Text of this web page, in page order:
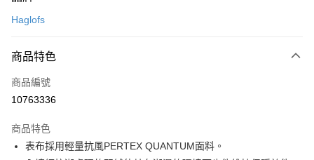
信用卡一次付款
Apple Pay
悠遊付
7-11取貨(快速到店)
Haglofs
商品特色
商品編號
10763336
商品特色
表布採用輕量抗風PERTEX QUANTUM面料。